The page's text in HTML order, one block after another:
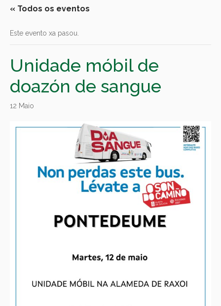
« Todos os eventos
Este evento xa pasou.
Unidade móbil de
doazón de sangue
12 Maio